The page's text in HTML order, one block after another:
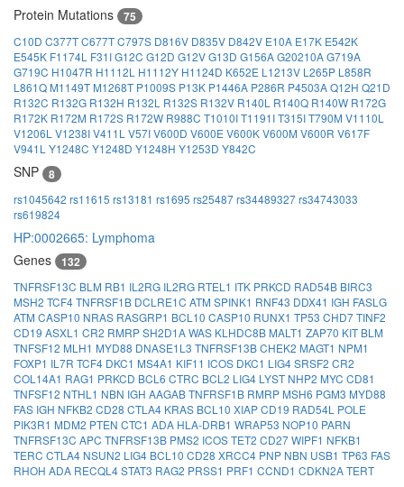
Protein Mutations 75
C10D C377TC677TC797S D816V D835V D842V E10A E17K E542K
E545K F1174L F31IG12C G12D G12VG13D G156AG20210AG719A
G719C H1047R H1112L H1112Y H1124D K652E L1213V L265P L858R
L861Q M1149T M1268T P1009S P13K P1446A P286R P4503AQ12H Q21D
R132C R132G R132H R132L R132S R132V R140L R140Q R140W R172G
R172K R172M R172S R172W R988C T1010IT1191IT315IT790M V1110L
V1206L V1238IV411L V57IV600D V600E V600KV600M V600R V617F
V941L Y1248C Y1248D Y1248H Y1253D Y842C
SNP 8
rs1045642 rs11615 rs13181 rs1695 rs25487rs34489327rs34743033
rs619824
HP:0002665: Lymphoma
Genes
132
TNFRSF13C BLM RB1 IL2RG IL2RG RTEL1 ITK PRKCD RAD54B BIRC3
MSH2 TCF4TNFRSF1B DCLRE1C ATM SPINK1 RNF43 DDX41 IGH FASLG
ATM CASP10 NRAS RASGRP1 BCL10 CASP10 RUNX1 TP53 CHD7TINF2
CD19 ASXL1 CR2 RMRPSH2D1AWAS KLHDC8B MALT1 ZAP70 KIT BLM
TNFSF12 MLH1 MYD88 DNASE1L3 TNFRSF13BCHEK2 MAGT1 NPM1
FOXP1 IL7R TCF4 DKC1 MS4A1 KIF11 ICOS DKC1 LIG4SRSF2 CR2
COL14A1 RAG1 PRKCD BCL6 CTRC BCL2 LIG4 LYST NHP2 MYC CD81
TNFSF12 NTHL1 NBN IGH AAGABTNFRSF1B RMRP MSH6 PGM3 MYD88
FAS IGH NFKB2 CD28 CTLA4 KRAS BCL10 XIAPCD19 RAD54L POLE
PIK3R1 MDM2 PTEN CTC1 ADA HLA-DRB1 WRAP53 NOP10 PARN
TNFRSF13C APC TNFRSF13B PMS2 ICOSTET2 CD27WIPF1 NFKB1
TERC CTLA4 NSUN2 LIG4 BCL10 CD28 XRCC4 PNP NBN USB1 TP63 FAS
RHOH ADA RECQL4STAT3 RAG2 PRSS1 PRF1 CCND1 CDKN2ATERT